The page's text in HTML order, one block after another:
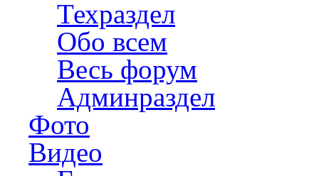
Техраздел
Обо всем
Весь форум
Админраздел
Фото
Видео